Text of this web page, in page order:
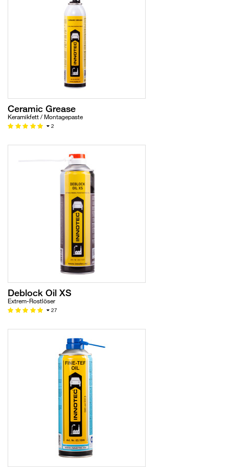
Ceramic Grease
Keramikfett / Montagepaste
2
Deblock Oil XS
Extrem-Rostlöser
27